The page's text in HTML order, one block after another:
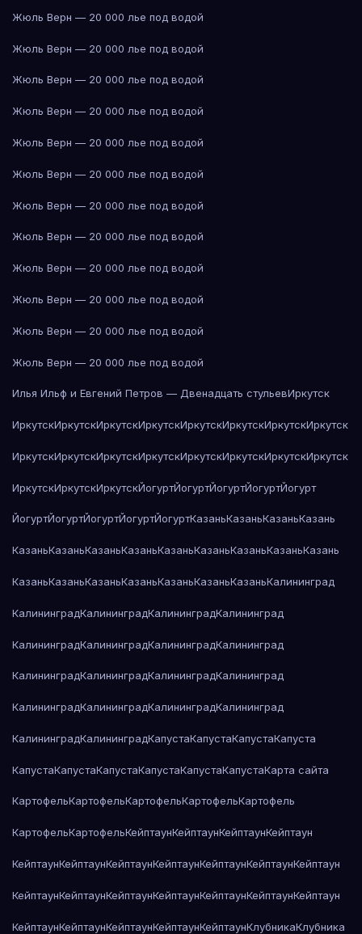
Жюль Верн — 20 000 лье под водой
Жюль Верн — 20 000 лье под водой
Жюль Верн — 20 000 лье под водой
Жюль Верн — 20 000 лье под водой
Жюль Верн — 20 000 лье под водой
Жюль Верн — 20 000 лье под водой
Жюль Верн — 20 000 лье под водой
Жюль Верн — 20 000 лье под водой
Жюль Верн — 20 000 лье под водой
Жюль Верн — 20 000 лье под водой
Жюль Верн — 20 000 лье под водой
Жюль Верн — 20 000 лье под водой
Илья Ильф и Евгений Петров — Двенадцать стульевИркутск
ИркутскИркутскИркутскИркутскИркутскИркутскИркутскИркутск
ИркутскИркутскИркутскИркутскИркутскИркутскИркутскИркутск
ИркутскИркутскИркутскЙогуртЙогуртЙогуртЙогуртЙогурт
ЙогуртЙогуртЙогуртЙогуртЙогуртКазаньКазаньКазаньКазань
КазаньКазаньКазаньКазаньКазаньКазаньКазаньКазаньКазань
КазаньКазаньКазаньКазаньКазаньКазаньКазаньКалининград
КалининградКалининградКалининградКалининград
КалининградКалининградКалининградКалининград
КалининградКалининградКалининградКалининград
КалининградКалининградКалининградКалининград
КалининградКалининградКапустаКапустаКапустаКапуста
КапустаКапустаКапустаКапустаКапустаКапустаКарта сайта
КартофельКартофельКартофельКартофельКартофель
КартофельКартофельКейптаунКейптаунКейптаунКейптаун
КейптаунКейптаунКейптаунКейптаунКейптаунКейптаунКейптаун
КейптаунКейптаунКейптаунКейптаунКейптаунКейптаунКейптаун
КейптаунКейптаунКейптаунКейптаунКейптаунКлубникаКлубника